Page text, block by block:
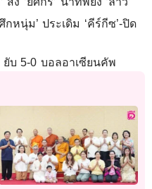
กหนุ่ม’ ประเดิม ‘คีร์กีซ’-ปิด
ยับ 5-0 บอลอาเซียนคัพ